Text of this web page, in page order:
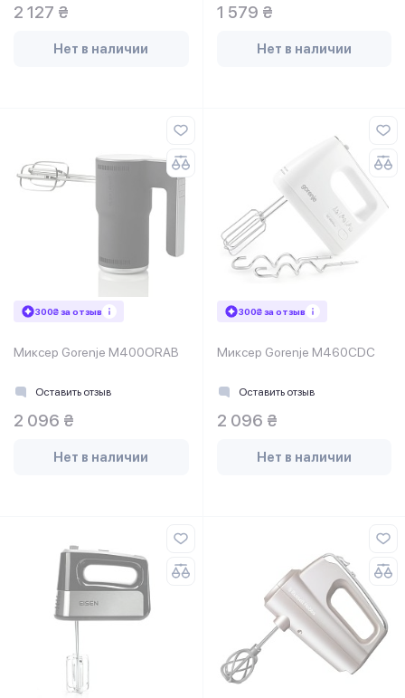
2 127 ₴
Нет в наличии
1 579 ₴
Нет в наличии
300₴ за отзыв
Миксер Gorenje M400ORAB
Оставить отзыв
2 096 ₴
Нет в наличии
300₴ за отзыв
Миксер Gorenje M460CDC
Оставить отзыв
2 096 ₴
Нет в наличии